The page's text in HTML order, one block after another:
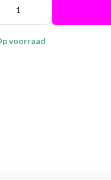
voorraad